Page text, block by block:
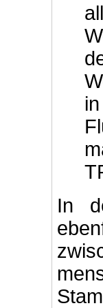
In